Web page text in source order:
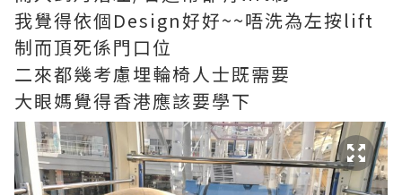
我覺得依個Design好好~~唔洗為左按lift
制而頂死係門口位
二來都幾考慮埋輪椅人士既需要
大眼媽覺得香港應該要學下